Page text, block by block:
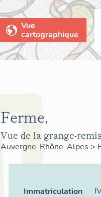
Vue
cartographique
Ferme,
Vue de la grange-
Auvergne-Rhône-Alpes >
Immatriculation